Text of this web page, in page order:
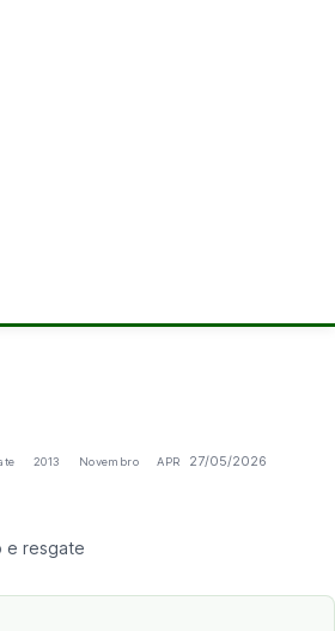
2013 Novembro APR 27/05/2026
e resgate